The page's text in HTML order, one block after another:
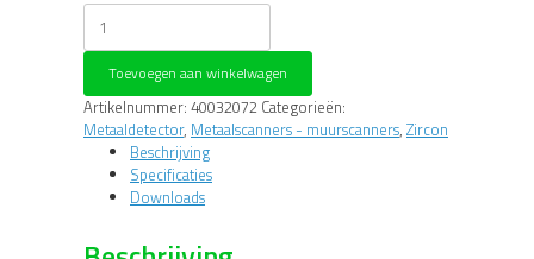
Zircon
SuperScan
K2
Muurscanner
met
metaal
scan
aantal
Toevoegen aan winkelwagen
Artikelnummer: 40032072 Categorieën:
Metaaldetector, Metaalscanners - muurscanners, Zircon
Beschrijving
Specificaties
Downloads